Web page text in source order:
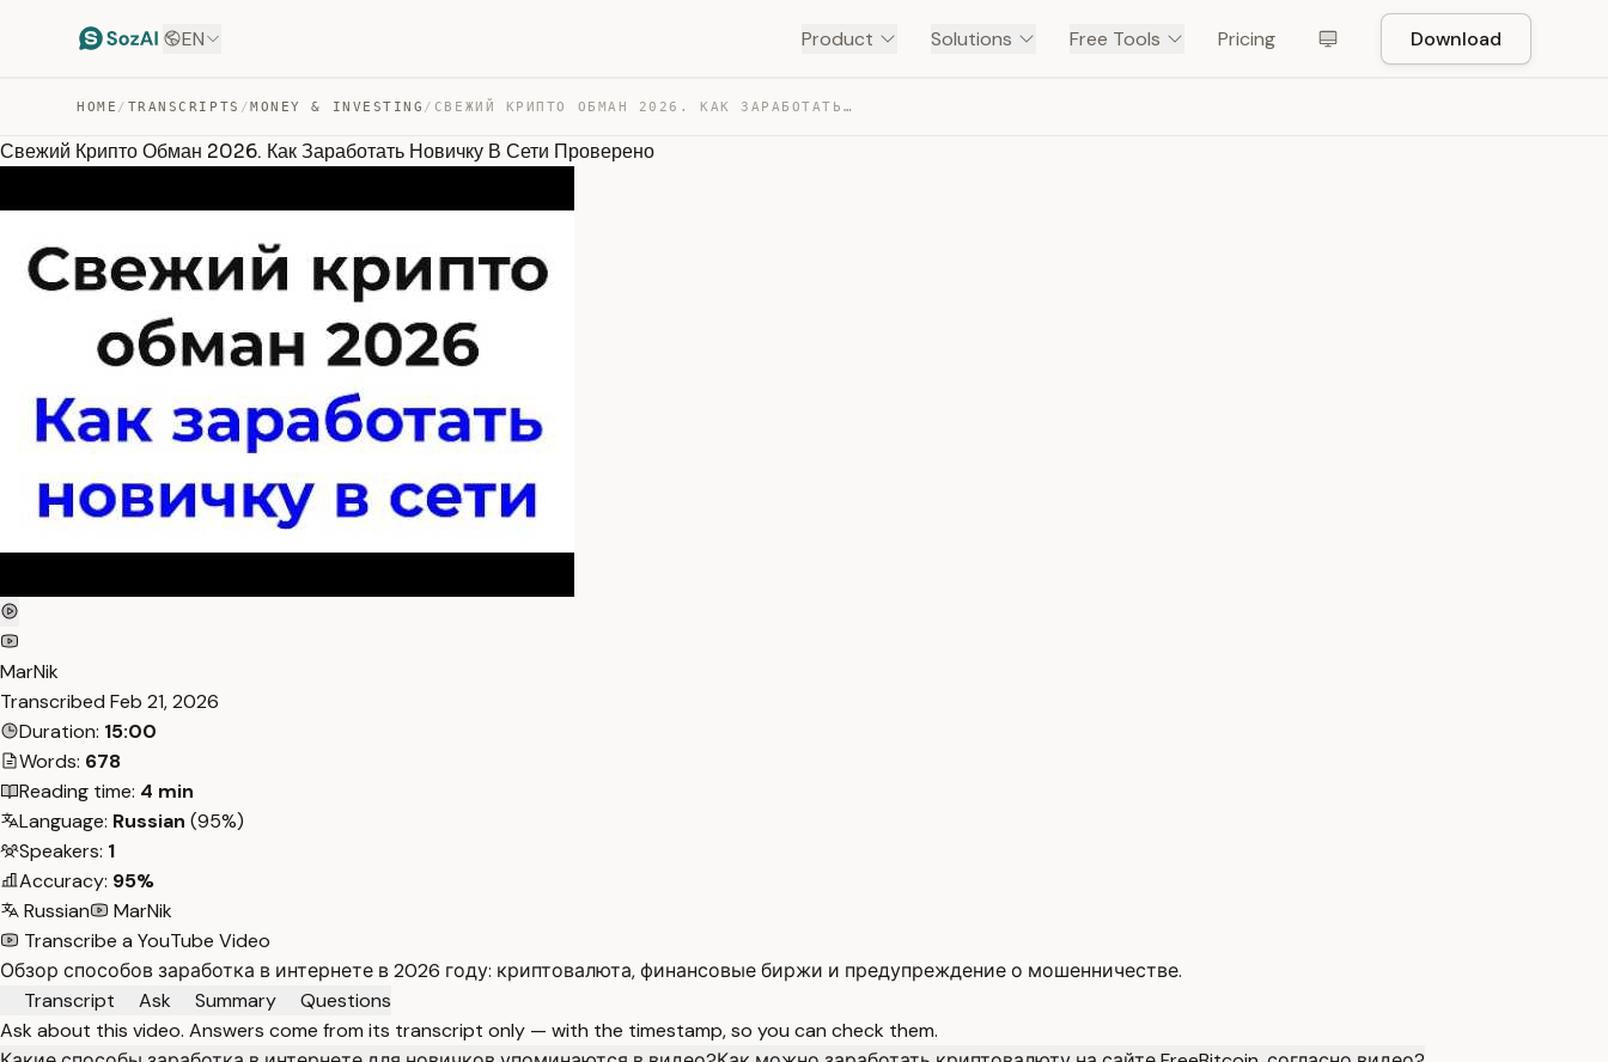
EN Product Solutions Free Tools Pricing Download
HOME / TRANSCRIPTS /MONEY & INVESTING / СВЕЖИЙ КРИПТО ОБМАН 2026. КАК ЗАРАБОТАТЬ НОВИЧКУ В СЕТИ… — TRANSCRIPT
Свежий Крипто Обман 2026. Как Заработать Новичку В Сети Проверено
MarNik
Transcribed Feb 21, 2026
Duration: 15:00
Words: 678
Reading time: 4 min
Language: Russian (95%)
Speakers: 1
Accuracy: 95%
Russian
MarNik
Transcribe a YouTube Video
Обзор способов заработка в интернете в 2026 году: криптовалюта, финансовые биржи и предупреждение о мошенничестве.
Transcript
Ask Summary
Questions
Ask about this video. Answers come from its transcript only — with the timestamp, so you can check them.